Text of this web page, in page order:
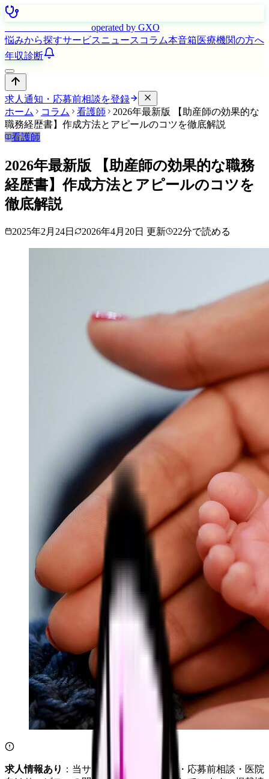
operated by GXO
悩みから探すサービスニュース コラム本音箱医療機関の方へ
年収診断
求人通知・応募前相談を登録
ホーム
コラム 看護師
2026年最新版 【助産師の効果的な
職務経歴書】作成方法とアピールのコツを徹底解説
看護師
2026年最新版 【助産師の効果的な職務
経歴書】作成方法とアピールのコツを
徹底解説
2025年2月24日 2026年4月20日 更新 22分で読める
求人情報あり ：当サイトは自社求人通知・応募前相談・医院